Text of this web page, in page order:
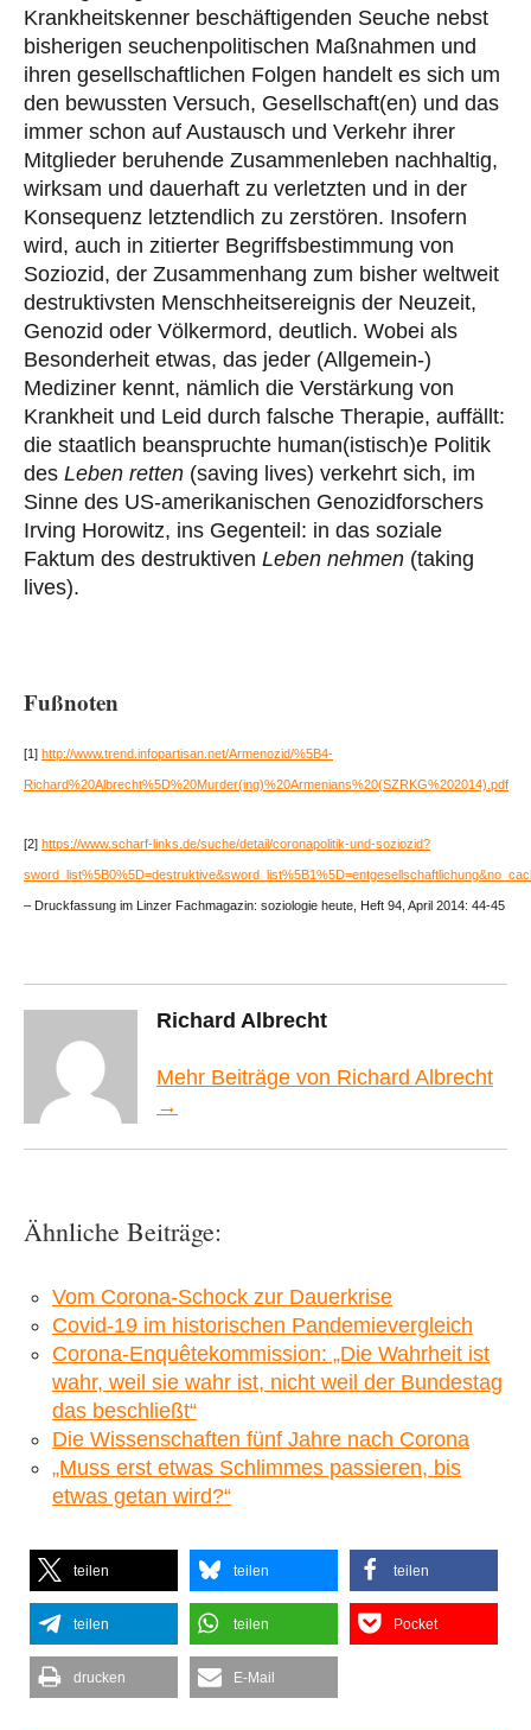
Krankheitskenner beschäftigenden Seuche nebst
bisherigen seuchenpolitischen Maßnahmen und
ihren gesellschaftlichen Folgen handelt es sich um
den bewussten Versuch, Gesellschaft(en) und das
immer schon auf Austausch und Verkehr ihrer
Mitglieder beruhende Zusammenleben nachhaltig,
wirksam und dauerhaft zu verletzten und in der
Konsequenz letztendlich zu zerstören. Insofern
wird, auch in zitierter Begriffsbestimmung von
Soziozid, der Zusammenhang zum bisher weltweit
destruktivsten Menschheitsereignis der Neuzeit,
Genozid oder Völkermord, deutlich. Wobei als
Besonderheit etwas, das jeder (Allgemein-)
Mediziner kennt, nämlich die Verstärkung von
Krankheit und Leid durch falsche Therapie, auffällt:
die staatlich beanspruchte human(istisch)e Politik
des Leben retten (saving lives) verkehrt sich, im
Sinne des US-amerikanischen Genozidforschers
Irving Horowitz, ins Gegenteil: in das soziale
Faktum des destruktiven Leben nehmen (taking
lives).
Fußnoten
[1] http://www.trend.infopartisan.net/Armenozid/%5B4-
Richard%20Albrecht%5D%20Murder(ing)%20Armenians%20(SZRKG%202014).pdf
[2] https://www.scharf-links.de/suche/detail/coronapolitik-und-soziozid?
– Druckfassung im Linzer Fachmagazin: soziologie heute, Heft 94, April 2014: 44-45
Richard Albrecht
Mehr Beiträge von Richard Albrecht
→
Ähnliche Beiträge:
Vom Corona-Schock zur Dauerkrise
Covid-19 im historischen Pandemievergleich
Corona-Enquêtekommission: „Die Wahrheit ist
wahr, weil sie wahr ist, nicht weil der Bundestag
das beschließt“
Die Wissenschaften fünf Jahre nach Corona
„Muss erst etwas Schlimmes passieren, bis
etwas getan wird?“
teilen teilen teilen
teilen teilen Pocket
drucken E-Mail